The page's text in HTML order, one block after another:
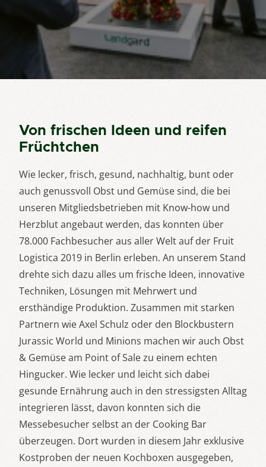
Suche
Von frischen Ideen und reifen
Früchtchen
Wie lecker, frisch, gesund, nachhaltig, bunt oder
auch genussvoll Obst und Gemüse sind, die bei
unseren Mitgliedsbetrieben mit Know-how und
Herzblut angebaut werden, das konnten über
78.000 Fachbesucher aus aller Welt auf der Fruit
Logistica 2019 in Berlin erleben. An unserem Stand
drehte sich dazu alles um frische Ideen, innovative
Techniken, Lösungen mit Mehrwert und
ersthändige Produktion. Zusammen mit starken
Partnern wie Axel Schulz oder den Blockbustern
Jurassic World und Minions machen wir auch Obst
& Gemüse am Point of Sale zu einem echten
Hingucker. Wie lecker und leicht sich dabei
gesunde Ernährung auch in den stressigsten Alltag
integrieren lässt, davon konnten sich die
Messebesucher selbst an der Cooking Bar
überzeugen. Dort wurden in diesem Jahr exklusive
Kostproben der neuen Kochboxen ausgegeben,